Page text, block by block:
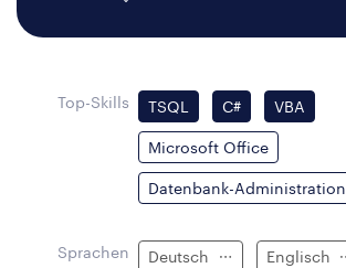
Top-Skills TSQL C# VBA
Microsoft Office
Datenbank-Administration
Sprachen Deutsch Englisch